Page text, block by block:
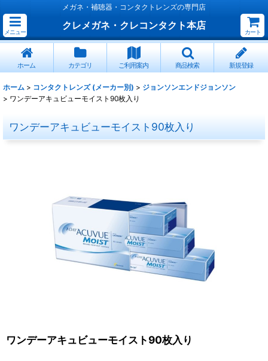
メガネ・補聴器・コンタクトレンズの専門店
メニュー
クレメガネ・クレコンタクト本店
カート
ホーム カテゴリ ご利用案内 商品検索 新規登録
ホーム > コンタクトレンズ (メーカー別) > ジョンソンエンドジョンソン
> ワンデーアキュビューモイスト90枚入り
ワンデーアキュビューモイスト90枚入り
ワンデーアキュビューモイスト90枚入り